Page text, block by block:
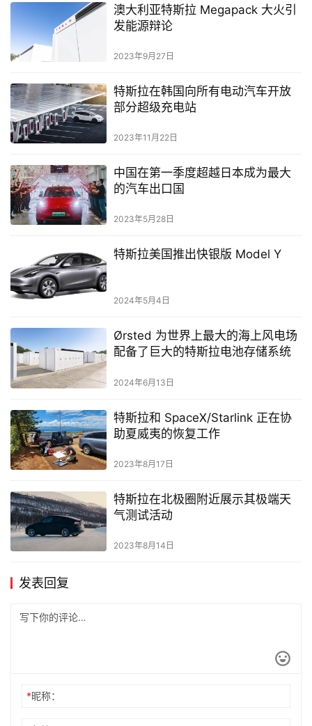
澳大利亚特斯拉 Megapack 大火引
发能源辩论
2023年9月27日
特斯拉在韩国向所有电动汽车开放
部分超级充电站
2023年11月22日
中国在第一季度超越日本成为最大
的汽车出口国
2023年5月28日
特斯拉美国推出快银版 Model Y
2024年5月4日
Ørsted 为世界上最大的海上风电场
配备了巨大的特斯拉电池存储系统
2024年6月13日
特斯拉和 SpaceX/Starlink 正在协
助夏威夷的恢复工作
2023年8月17日
特斯拉在北极圈附近展示其极端天
气测试活动
2023年8月14日
发表回复
*昵称：